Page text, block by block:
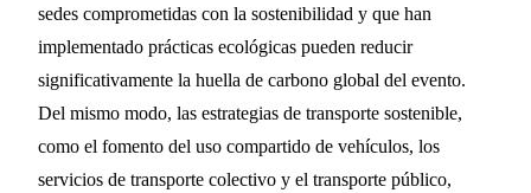
sedes comprometidas con la sostenibilidad y que han
implementado prácticas ecológicas pueden reducir
significativamente la huella de carbono global del evento.
Del mismo modo, las estrategias de transporte sostenible,
como el fomento del uso compartido de vehículos, los
servicios de transporte colectivo y el transporte público,